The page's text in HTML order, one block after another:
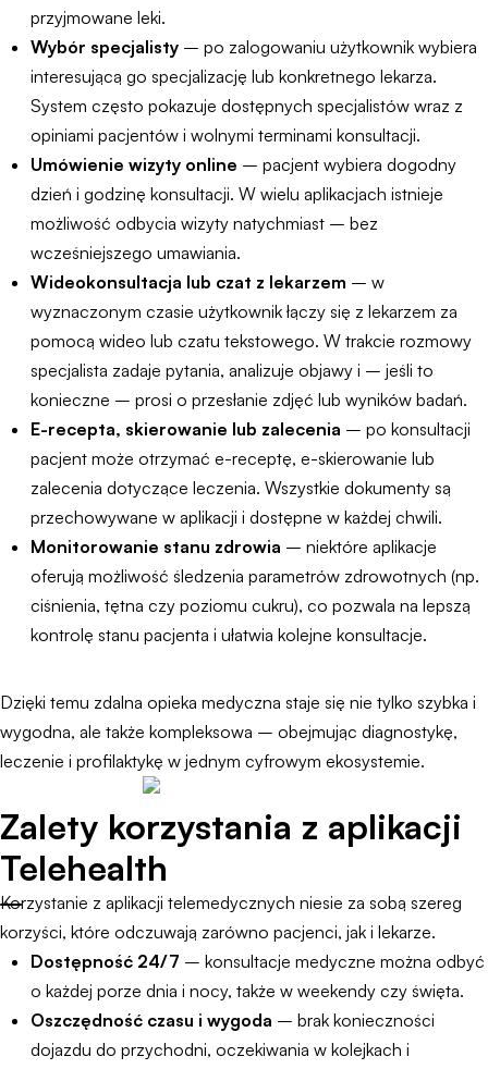
przyjmowane leki.
Wybór specjalisty – po zalogowaniu użytkownik wybiera
interesującą go specjalizację lub konkretnego lekarza.
System często pokazuje dostępnych specjalistów wraz z
opiniami pacjentów i wolnymi terminami konsultacji.
Umówienie wizyty online – pacjent wybiera dogodny
dzień i godzinę konsultacji. W wielu aplikacjach istnieje
możliwość odbycia wizyty natychmiast – bez
wcześniejszego umawiania.
Wideokonsultacja lub czat z lekarzem – w
wyznaczonym czasie użytkownik łączy się z lekarzem za
pomocą wideo lub czatu tekstowego. W trakcie rozmowy
specjalista zadaje pytania, analizuje objawy i – jeśli to
konieczne – prosi o przesłanie zdjęć lub wyników badań.
E-recepta, skierowanie lub zalecenia – po konsultacji
pacjent może otrzymać e-receptę, e-skierowanie lub
zalecenia dotyczące leczenia. Wszystkie dokumenty są
przechowywane w aplikacji i dostępne w każdej chwili.
Monitorowanie stanu zdrowia – niektóre aplikacje
oferują możliwość śledzenia parametrów zdrowotnych (np.
ciśnienia, tętna czy poziomu cukru), co pozwala na lepszą
kontrolę stanu pacjenta i ułatwia kolejne konsultacje.
Dzięki temu zdalna opieka medyczna staje się nie tylko szybka i
wygodna, ale także kompleksowa – obejmując diagnostykę,
leczenie i profilaktykę w jednym cyfrowym ekosystemie.
Zalety korzystania z aplikacji
Telehealth
Korzystanie z aplikacji telemedycznych niesie za sobą szereg
korzyści, które odczuwają zarówno pacjenci, jak i lekarze.
Dostępność 24/7 – konsultacje medyczne można odbyć
o każdej porze dnia i nocy, także w weekendy czy święta.
Oszczędność czasu i wygoda – brak konieczności
dojazdu do przychodni, oczekiwania w kolejkach i